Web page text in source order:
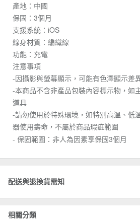
產地：中國
保固：3個月
支援系統：iOS
線身材質：編織線
功能：充電
注意事項
-因攝影與螢幕顯示，可能有色澤顯示差
-本商品不含非產品包裝內容標示物，如
道具
-請勿使用於特殊環境，如特別高溫、低
器使用壽命，不屬於商品瑕疵範圍
- 保固範圍：非人為因素享保固3個月
配送與退換貨需知
相關分類